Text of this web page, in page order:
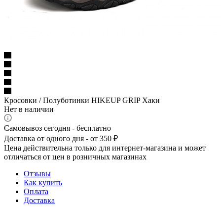
Кросовки / Полуботинки HIKEUP GRIP Хаки
Нет в наличии
Самовывоз сегодня - бесплатно
Доставка от одного дня - от 350 ₽
Цена действительна только для интернет-магазина и может
отличаться от цен в розничных магазинах
Отзывы
Как купить
Оплата
Доставка